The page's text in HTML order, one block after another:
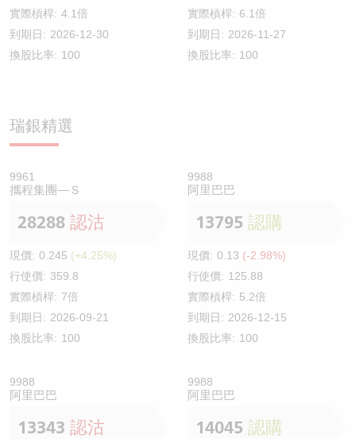
實際槓桿: 4.1倍
到期日: 2026-12-30
換股比率: 100
實際槓桿: 6.1倍
到期日: 2026-11-27
換股比率: 100
瑞銀精選
9961
攜程集團—Ｓ
28288 認沽
現價: 0.245 (+4.25%)
行使價: 359.8
實際槓桿: 7倍
到期日: 2026-09-21
換股比率: 100
9988
阿里巴巴
13795 認購
現價: 0.13 (-2.98%)
行使價: 125.88
實際槓桿: 5.2倍
到期日: 2026-12-15
換股比率: 100
9988
阿里巴巴
13343 認沽
9988
阿里巴巴
14045 認購